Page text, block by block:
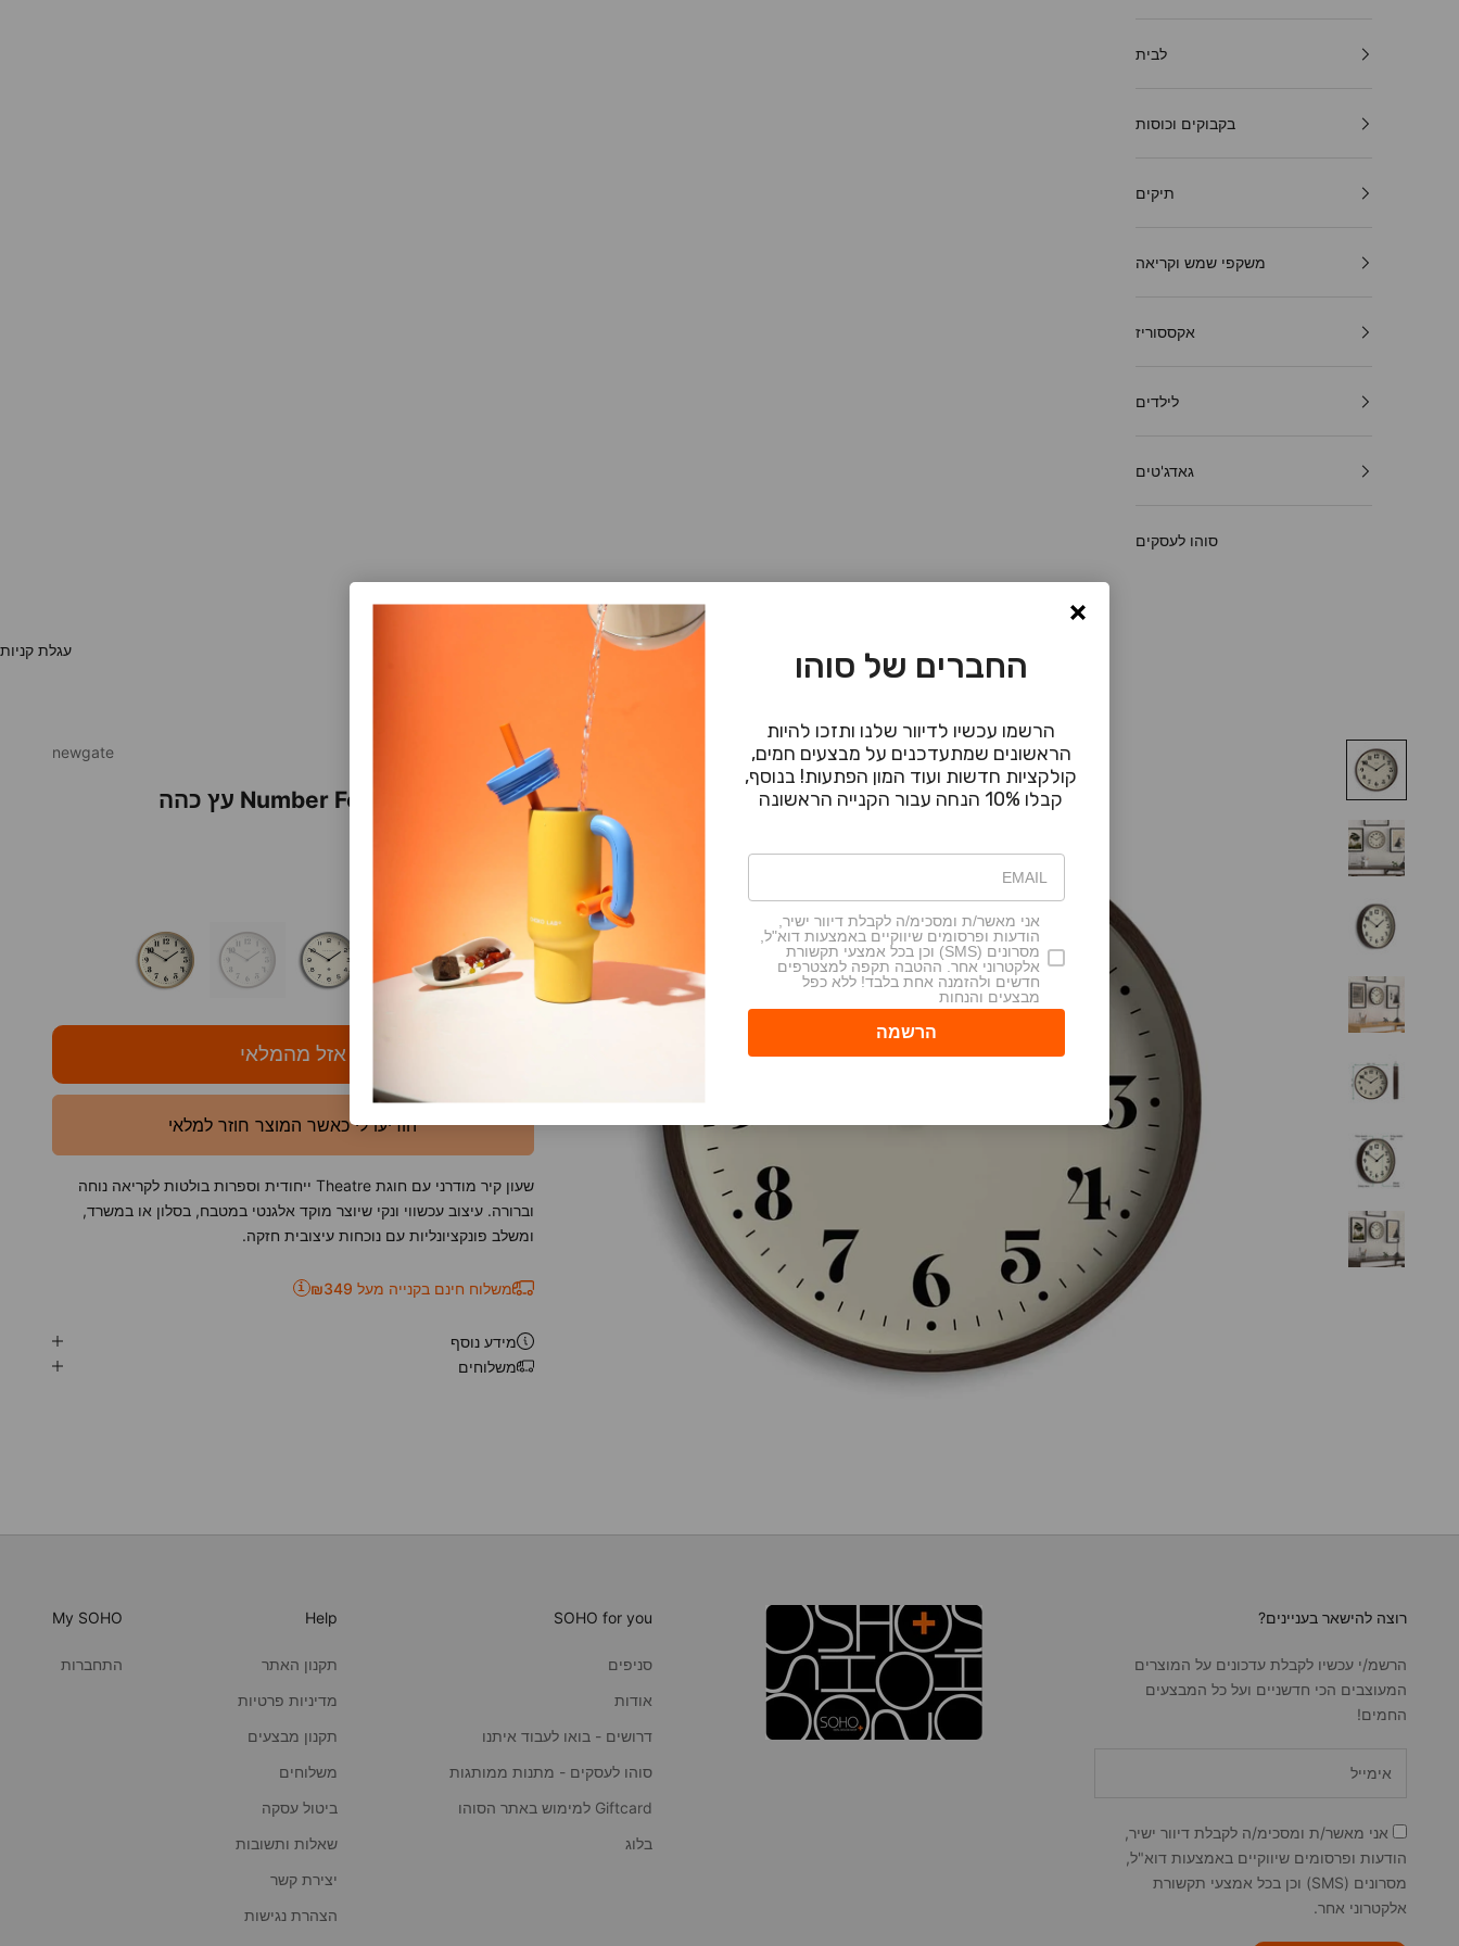
לבית
בקבוקים וכוסות
תיקים
משקפי שמש וקריאה
אקססוריז
לילדים
גאדג'טים
סוהו לעסקים
עגלת קניות
עגלת הקניות שלך ריקה
newgate
שעון קיר בינוני Number Four עץ כהה
אזל מהמלאי
הודיעו לי כאשר המוצר חוזר למלאי
שעון קיר מודרני עם חוגת Theatre ייחודית וספרות בולטות לקריאה נוחה
וברורה. עיצוב עכשווי ונקי שיוצר מוקד אלגנטי במטבח, בסלון או במשרד,
ומשלב פונקציונליות עם נוכחות עיצובית חזקה.
משלוח חינם בקנייה מעל ₪349 i
מידע נוסף
משלוחים
רוצה להישאר בעניינים?
הרשמ/י עכשיו לקבלת עדכונים על המוצרים
המעוצבים הכי חדשניים ועל כל המבצעים
החמים!
אני מאשר/ת ומסכימ/ה לקבלת דיוור ישיר,
הודעות ופרסומים שיווקיים באמצעות דוא"ל,
מסרונים (SMS) וכן בכל אמצעי תקשורת
אלקטרוני אחר.
SOHO for you
סניפים
אודות
דרושים - בואו לעבוד איתנו
סוהו לעסקים - מתנות ממותגות
Giftcard למימוש באתר הסוהו
בלוג
Help
תקנון האתר
מדיניות פרטיות
תקנון מבצעים
משלוחים
ביטול עסקה
שאלות ותשובות
יצירת קשר
הצהרת נגישות
My SOHO
התחברות
החברים של סוהו
הרשמו עכשיו לדיוור שלנו ותזכו להיות
הראשונים שמתעדכנים על מבצעים חמים,
קולקציות חדשות ועוד המון הפתעות! בנוסף,
קבלו 10% הנחה עבור הקנייה הראשונה
אני מאשר/ת ומסכימ/ה לקבלת דיוור ישיר,
הודעות ופרסומים שיווקיים באמצעות דוא"ל,
מסרונים (SMS) וכן בכל אמצעי תקשורת
אלקטרוני אחר. ההטבה תקפה למצטרפים
חדשים ולהזמנה אחת בלבד! ללא כפל
מבצעים והנחות